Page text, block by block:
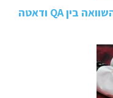
איך לבחור קורס טכנולוגי ראשון? השוואה בין QA ודאטה